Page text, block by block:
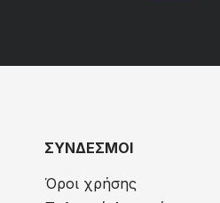
ΣΥΝΔΕΣΜΟΙ
Όροι χρήσης